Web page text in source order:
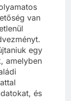
van
egy
amelyben
és